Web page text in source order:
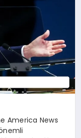
America News